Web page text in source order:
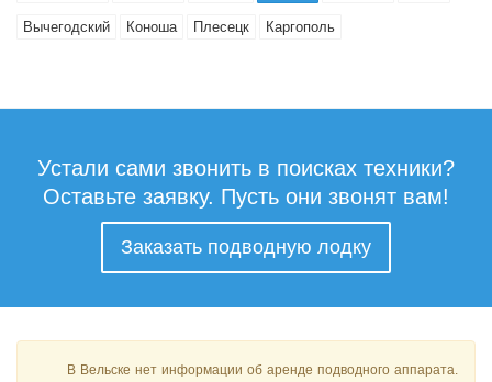
Вычегодский Коноша Плесецк Каргополь
Устали сами звонить в поисках техники?
Оставьте заявку. Пусть они звонят вам!
Заказать подводную лодку
В Вельске нет информации об аренде подводного аппарата.